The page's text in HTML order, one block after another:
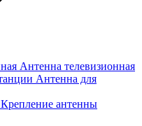
Антенна телевизионная
Антенна для
Крепление антенны